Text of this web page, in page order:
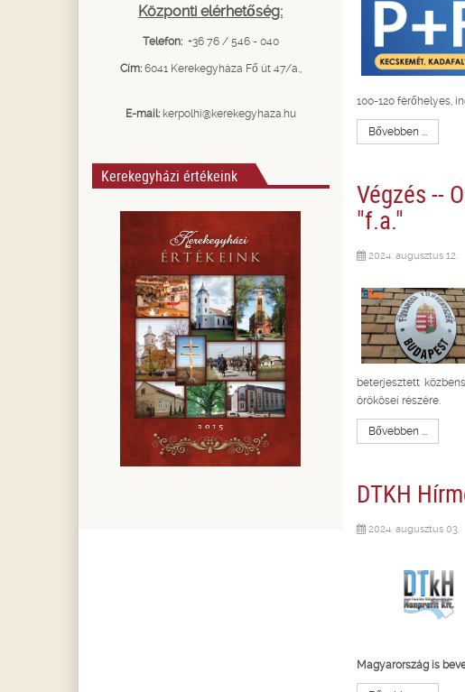
100-120 férőhelyes,
Bővebben ...
Végzés --
"f.a."
2024. augusztus 12.
beterjesztett
örökösei részére.
Bővebben ...
DTKH
2024. augusztus 03.
Magyarország is
Központi elérhetőség:
Telefon: +36 76 / 546 - 040
Cím: 6041 Kerekegyháza Fő út 47/a.,
E-mail: kerpolhi@kerekegyhaza.hu
Kerekegyházi értékeink